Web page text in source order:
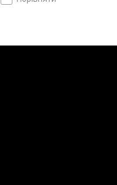
сталь, WR 100, Швейцарія